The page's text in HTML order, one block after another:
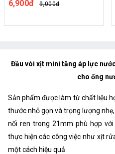
6,900đ 9,000đ
Đầu vòi xịt mini tăng áp lực
cho ống
Sản phẩm được làm từ chất liệu
thước nhỏ gọn và trọng lượng
nối ren trong 21mm phù hợp
thực hiện các công việc như xịt
một cách hiệu quả